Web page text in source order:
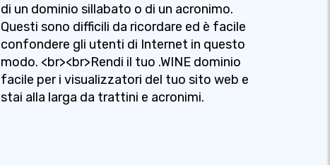
di un dominio sillabato o di un acronimo.
Questi sono difficili da ricordare ed è facile
confondere gli utenti di Internet in questo
modo. <br><br>Rendi il tuo .WINE dominio
facile per i visualizzatori del tuo sito web e
stai alla larga da trattini e acronimi.